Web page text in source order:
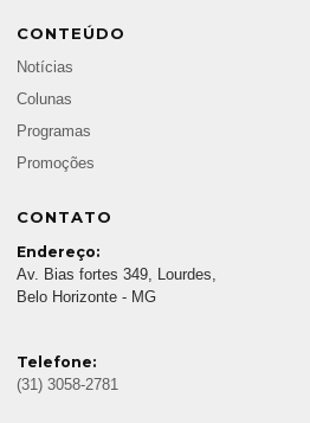
CONTEÚDO
Notícias
Colunas
Programas
Promoções
CONTATO
Endereço:
Av. Bias fortes 349, Lourdes,
Belo Horizonte - MG
Telefone:
(31) 3058-2781